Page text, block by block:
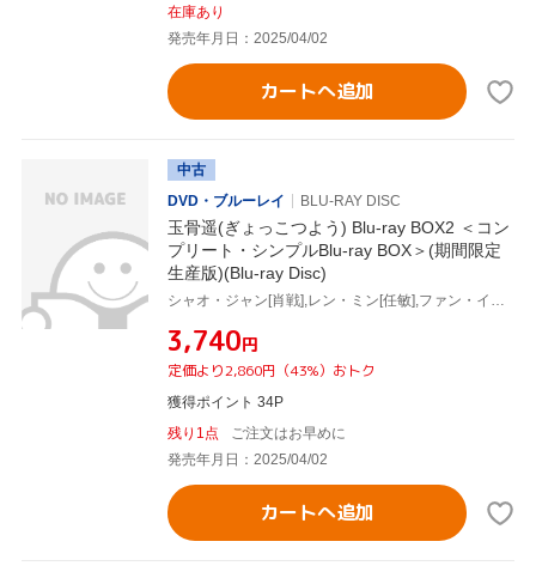
在庫あり
発売年月日：2025/04/02
カートへ追加
中古
DVD・ブルーレイ
BLU-RAY DISC
玉骨遥(ぎょっこつよう) Blu-ray BOX2 ＜コン
プリート・シンプルBlu-ray BOX＞(期間限定
生産版)(Blu-ray Disc)
シャオ・ジャン[肖戦],レン・ミン[任敏],ファン・イールン[方逸倫],ワン・チューラン[王楚然],ワン・ズーチー[王子奇]
¥3,740円
定価より2,860円（43%）おトク
獲得ポイント 34P
残り1点
ご注文はお早めに
発売年月日：2025/04/02
カートへ追加